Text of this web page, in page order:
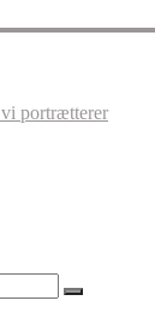
portrætterer